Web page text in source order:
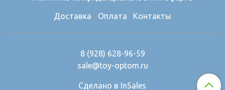
Доставка Оплата Контакты
8 (928) 628-96-59
sale@toy-optom.ru
Сделано в InSales